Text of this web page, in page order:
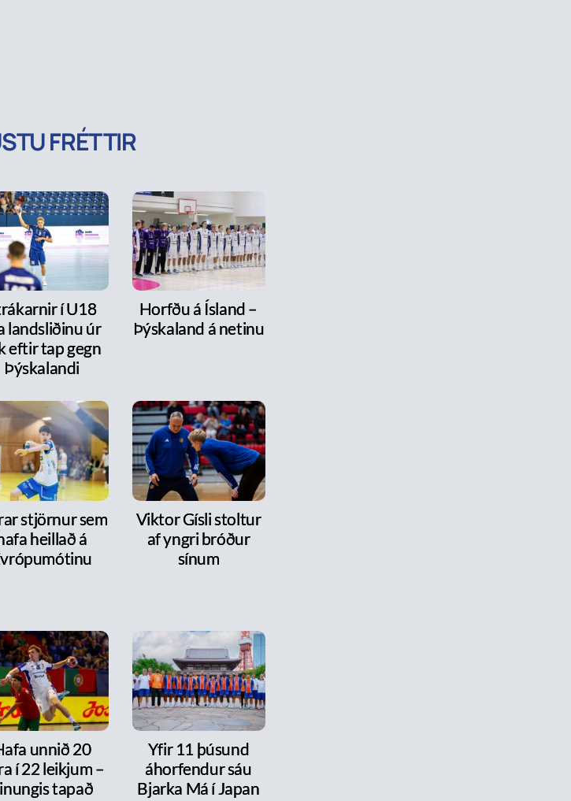
FRÉTTIR
í U18
landsliðinu úr
eftir tap gegn
Þýskalandi
Horfðu á Ísland –
Þýskaland á netinu
stjörnur sem
heillað á
Viktor Gísli stoltur
af yngri bróður
sínum
unnið 20
í 22 leikjum –
tapað
Yfir 11 þúsund
áhorfendur sáu
Bjarka Má í Japan